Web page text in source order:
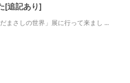
[追記あり]
まさしの世界」展に行って来まし ...